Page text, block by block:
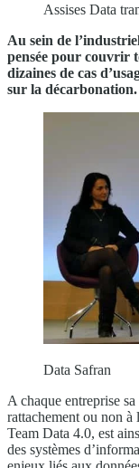
Assises Data
Au sein de
pensée pour couvrir
dizaines de cas
sur la décarbonation.
Data Safran
A chaque entreprise
rattachement ou non
Team Data 4.0, est
des systèmes